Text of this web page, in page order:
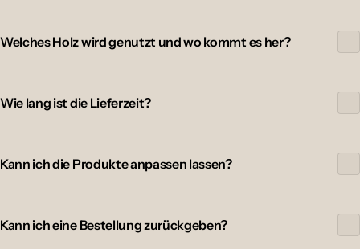
Welches Holz wird genutzt und wo kommt es her?
Wie lang ist die Lieferzeit?
Kann ich die Produkte anpassen lassen?
Kann ich eine Bestellung zurückgeben?